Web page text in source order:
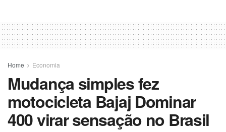
Home Economia
Mudança simples fez
motocicleta Bajaj Dominar
400 virar sensação no Brasil